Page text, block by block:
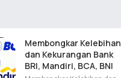
Membongkar Kelebihan
dan Kekurangan Bank
BRI, Mandiri, BCA, BNI